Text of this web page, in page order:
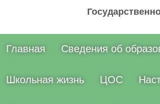
Главная Сведения об
Школьная жизнь ЦОС